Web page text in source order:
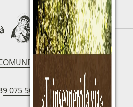
075 5094797